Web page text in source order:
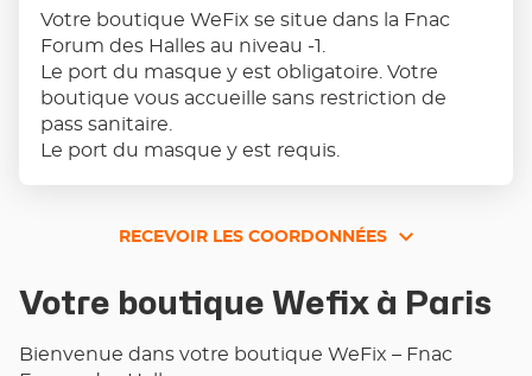
HALLES
Votre boutique WeFix se situe dans la Fnac
Forum des Halles au niveau -1.
Le port du masque y est obligatoire. Votre
boutique vous accueille sans restriction de
pass sanitaire.
Le port du masque y est requis.
RECEVOIR LES COORDONNÉES
RECEVOIR
COORDONNÉES
Votre boutique Wefix à Paris
Bienvenue dans votre boutique WeFix – Fnac